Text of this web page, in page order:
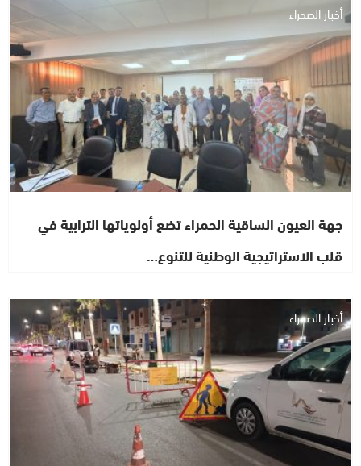
أخبار الصحراء
جهة العيون الساقية الحمراء تضع أولوياتها الترابية في
قلب الاستراتيجية الوطنية للتنوع…
أخبار الصحراء